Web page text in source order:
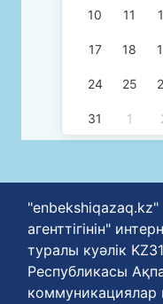
10 11
17 18
24 25
31 1
агенттігінін"
туралы куәлік
Республикасы
коммуникациялар